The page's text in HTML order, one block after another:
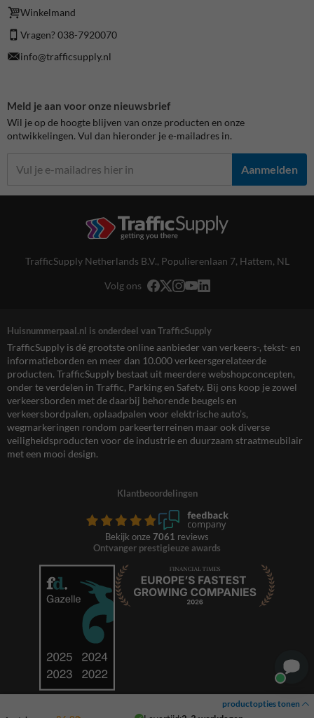
productopties tonen
Winkelmand
Vragen? 038-7920070
info@trafficsupply.nl
Meld je aan voor onze nieuwsbrief
Wil je op de hoogte blijven van onze producten en onze
ontwikkelingen. Vul dan hieronder je e-mailadres in.
Aanmelden
TrafficSupply Netherlands B.V., Populierenlaan 7, Hattem, NL
Volg ons
Huisnummerpaal.nl is onderdeel van TrafficSupply
TrafficSupply is dé grootste online aanbieder van verkeers-, tekst- en
informatieborden en meer dan 10.000 verkeersgerelateerde
producten. TrafficSupply bestaat uit meerdere webshopconcepten,
onder te verdelen in Traffic, Parking en Safety. Bij ons koop je zowel
verkeersborden met de daarbij behorende beugels en
verkeersbordpalen, oplaadpalen voor elektrische auto’s,
wegmarkeringen rondom parkeerterreinen maar ook diverse
veiligheidsproducten voor de industrie en duurzaam straatmeubilair
met een mooi design.
Klantbeoordelingen
Bekijk onze 7061 reviews
Ontvanger prestigieuze awards